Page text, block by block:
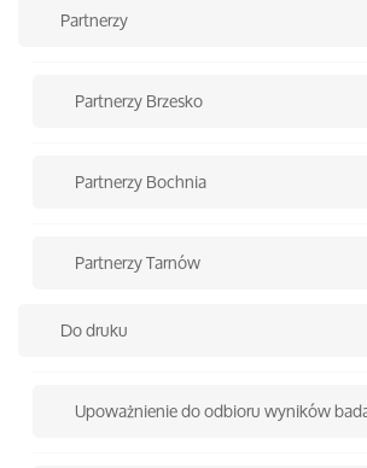
Partnerzy
Partnerzy Brzesko
Partnerzy Bochnia
Partnerzy Tarnów
Do druku
Upoważnienie do odbioru wyników